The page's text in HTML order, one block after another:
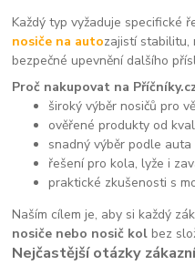
Každý typ vyžaduje specifické
nosiče na autozajistí stabilitu,
bezpečné upevnění dalšího
Proč nakupovat na
široký výběr nosičů pro
ověřené produkty od
snadný výběr podle auta
řešení pro kola, lyže i
praktické zkušenosti s
Naším cílem je, aby si každý
nosiče nebo nosič kol bez
Nejčastější otázky